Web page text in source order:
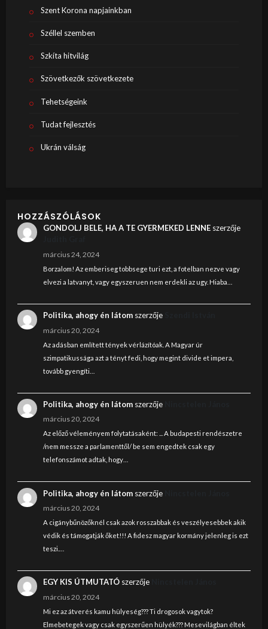
Szent Korona napjainkban
Széllel szemben
Szkíta hitvilág
Szövetkezők szövetkezete
Tehetségeink
Tudat fejlesztés
Ukrán válság
HOZZÁSZÓLÁSOK
GONDOLJ BELE, HA A TE GYERMEKED LENNEszerzője
március 24, 2024
Borzalom! Az emberiseg tobbsege turi ezt, a fotelban nezve vagy
elvezi a latvanyt, vagy egyszeruen nem erdekli az ugy. Hiaba…
Politika, ahogy én látomszerzője
március 20, 2024
Az adásban említett tények vérlázítóak. A Magyar úr
szimpatikussága azt a tényt fedi, hogy megint divide et impera,
tovább gyengíti…
Politika, ahogy én látomszerzője
március 20, 2024
Az előző véleményem folytatásaként: ... A budapesti rendészetre
/nem messze a parlamenttől/ be sem engedtek csak egy
telefonszámot adtak, hogy…
Politika, ahogy én látomszerzője
március 20, 2024
A cigánybűnözőknél csak azok rosszabbak és veszélyesebbek akik
védik és támogatják őket!!! A fidesz magyar kormány jelenleg is ezt
teszi.…
EGY KIS ÚTMUTATÓszerzője
március 20, 2024
Mi ez az átverés kamu hülyeség??? Ti drogosok vagytok?
Elmebetegek vagy csak egyszerűen hülyék??? Mesevilágban éltek